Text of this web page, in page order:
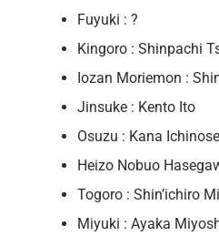
Fuyuki : ?
Kingoro : Shinpachi
Iozan Moriemon :
Jinsuke : Kento Ito
Osuzu : Kana Ichinose
Heizo Nobuo
Togoro : Shin’ichiro
Miyuki : Ayaka